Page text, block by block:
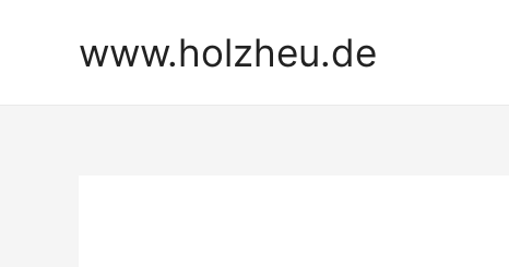
www.holzheu.de